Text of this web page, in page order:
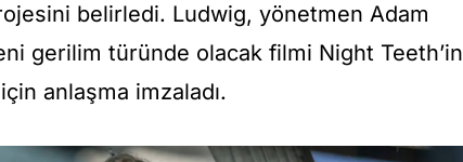
belirledi. Ludwig, yönetmen Adam
gerilim türünde olacak filmi Night Teeth’in
anlaşma imzaladı.